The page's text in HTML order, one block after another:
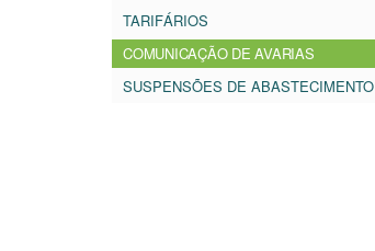
TARIFÁRIOS
COMUNICAÇÃO DE AVARIAS
SUSPENSÕES DE ABASTECIMENTO